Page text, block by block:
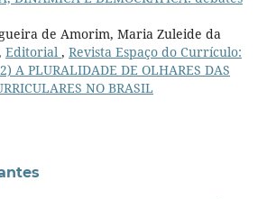
de Amorim, Maria Zuleide da
Editorial , Revista Espaço do Currículo:
A PLURALIDADE DE OLHARES DAS
NO BRASIL